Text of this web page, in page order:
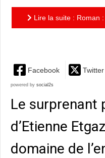
Lire la suite : Roman
Facebook Twitter
powered by social2s
Le surprenant
d’Etienne
domaine de